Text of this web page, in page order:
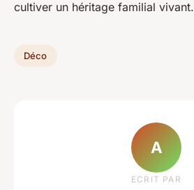
cultiver un héritage familial vivant.
Déco
A
ECRIT PAR